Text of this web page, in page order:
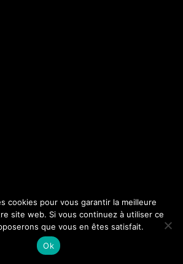
cookies pour vous garantir la meilleure
site web. Si vous continuez à utiliser ce
que vous en êtes satisfait.
Ok